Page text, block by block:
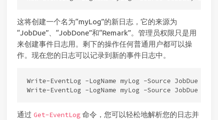
这将创建一个名为“myLog”的新日志，它的来源为
“JobDue”、“JobDone”和“Remark”。管理员权限只是用
来创建事件日志用。剩下的操作任何普通用户都可以操
作。现在您的日志可以记录到新的事件日志中。
Write-EventLog -LogName myLog -Source
通过 Get-EventLog 命令，您可以轻松地解析您的日志并